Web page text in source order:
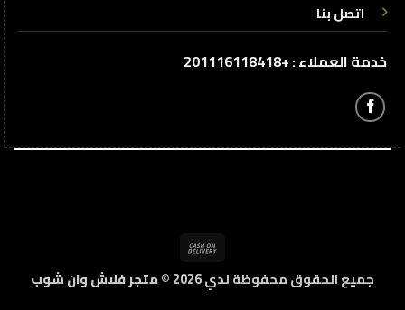
اتصل بنا
خدمة العملاء : +201116118418
Delivery
جميع الحقوق محفوظة لدي 2026 © متجر فلاش وان شوب